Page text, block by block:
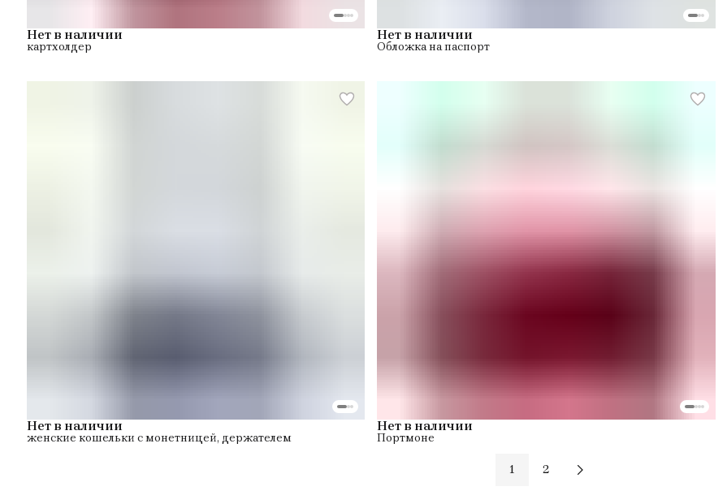
Нет в наличии
картхолдер
Нет в наличии
Обложка на паспорт
Нет в наличии
женские кошельки с монетницей, держателем
Нет в наличии
Портмоне
1 2